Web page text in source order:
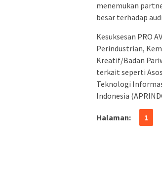
menemukan
besar terhadap
Kesuksesan PRO
Perindustrian,
Kreatif/Badan
terkait seperti
Teknologi
Indonesia
Halaman: 1